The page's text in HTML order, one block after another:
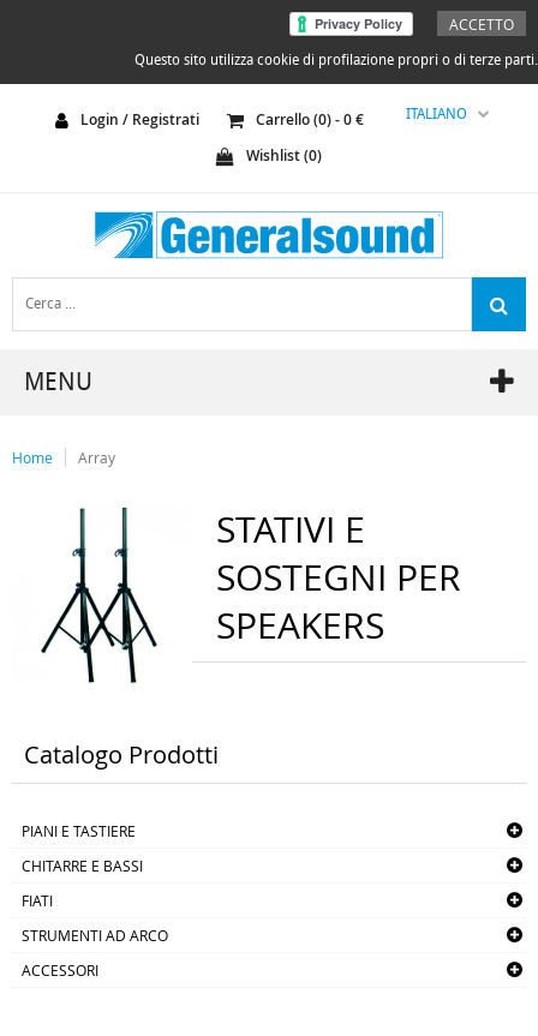
ACCETTO
Questo sito utilizza cookie di profilazione propri o di terze parti.
ITALIANO
Login / Registrati Carrello (0) -0€
Wishlist (0)
MENU
Home Array
STATIVI E
SOSTEGNI PER
SPEAKERS
Catalogo Prodotti
PIANI E TASTIERE
CHITARRE E BASSI
FIATI
STRUMENTI AD ARCO
ACCESSORI